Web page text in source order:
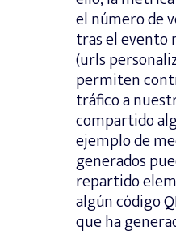
el número de
tras el evento
(urls
permiten
tráfico a
compartido
ejemplo de
generados
repartido
algún código
que ha